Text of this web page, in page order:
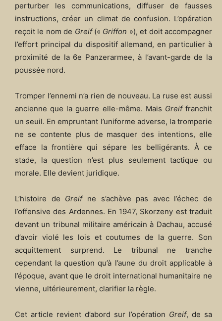
perturber les communications, diffuser de fausses
instructions, créer un climat de confusion. L’opération
reçoit le nom de Greif(« Griffon »), et doit accompagner
l’effort principal du dispositif allemand, en particulier à
proximité de la 6e Panzerarmee, à l’avant-garde de la
poussée nord.
Tromper l’ennemi n’a rien de nouveau. La ruse est aussi
ancienne que la guerre elle-même. Mais Greiffranchit
un seuil. En empruntant l’uniforme adverse, la tromperie
ne se contente plus de masquer des intentions, elle
efface la frontière qui sépare les belligérants. À ce
stade, la question n’est plus seulement tactique ou
morale. Elle devient juridique.
L’histoire de Greifne s’achève pas avec l’échec de
l’offensive des Ardennes. En 1947, Skorzeny est traduit
devant un tribunal militaire américain à Dachau, accusé
d’avoir violé les lois et coutumes de la guerre. Son
acquittement surprend. Le tribunal ne tranche
cependant la question qu’à l’aune du droit applicable à
l’époque, avant que le droit international humanitaire ne
vienne, ultérieurement, clarifier la règle.
Cet article revient d’abord sur l’opération Greif, de sa